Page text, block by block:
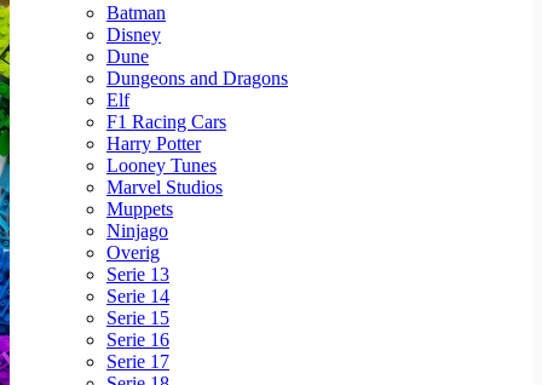
Batman
Disney
Dune
Dungeons and Dragons
Elf
F1 Racing Cars
Harry Potter
Looney Tunes
Marvel Studios
Muppets
Ninjago
Overig
Serie 13
Serie 14
Serie 15
Serie 16
Serie 17